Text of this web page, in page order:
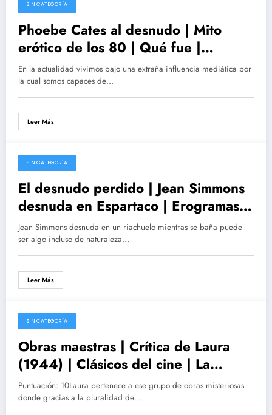
02/01/2017
SIN CATEGORÍA
Phoebe Cates al desnudo | Mito
erótico de los 80 | Qué fue |
Paradise, Aquel \’excitante\’ curso,
Escuela privada para chicas
En la actualidad vivimos bajo una extraña influencia mediática por
la cual somos capaces de…
Leer Más
10/12/2016
SIN CATEGORÍA
El desnudo perdido | Jean Simmons
desnuda en Espartaco | Erogramas
de Cine
Jean Simmons desnuda en un riachuelo mientras se baña puede
ser algo incluso de naturaleza…
Leer Más
05/12/2016
SIN CATEGORÍA
Obras maestras | Crítica de Laura
(1944) | Clásicos del cine | La
imprescindible Gene Tierney
Puntuación: 10Laura pertenece a ese grupo de obras misteriosas
donde gracias a la pluralidad de…